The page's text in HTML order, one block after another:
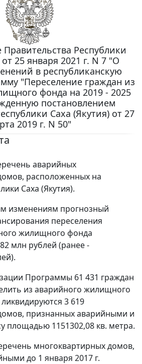
Республики
25 января 2021 г. N 7 "О
в республиканскую
"Переселение граждан из
фонда на 2019 - 2025
постановлением
Саха (Якутия) от 27
2019 г. N 50"
аварийных
расположенных на
Саха (Якутия).
изменениям прогнозный
переселения
жилищного фонда
млн рублей (ранее -
Программы 61 431 граждан
из аварийного жилищного
3 619
признанных аварийными и
площадью 1151302,08 кв. метра.
многоквартирных домов,
до 1 января 2017 г.